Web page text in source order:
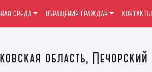
область, Печорский
СРЕДА ОБРАЩЕНИЯ ГРАЖДАН КОНТАКТЫ